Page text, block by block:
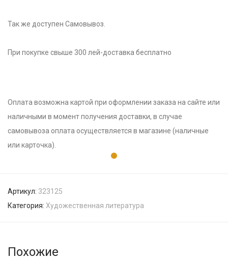
Так же доступен Самовывоз.
При покупке свыше 300 лей-доставка бесплатно
Оплата возможна картой при оформлении заказа на сайте или
наличными в момент получения доставки, в случае
самовывоза оплата осуществляется в магазине (наличные
или карточка).
Артикул: 323125
Категория: Художественная литература
Похожие